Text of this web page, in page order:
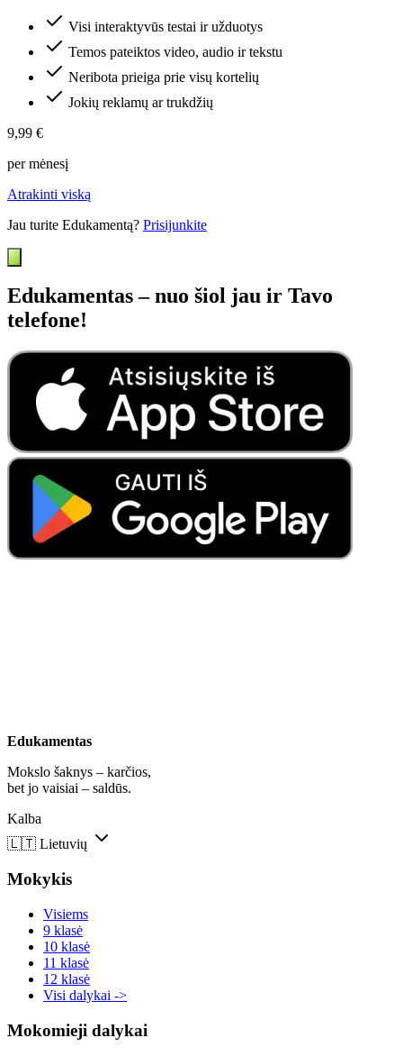
Visi interaktyvūs testai ir užduotys
Temos pateiktos video, audio ir tekstu
Neribota prieiga prie visų kortelių
Jokių reklamų ar trukdžių
9,99 €
per mėnesį
Atrakinti viską
Jau turite Edukamentą? Prisijunkite
Edukamentas – nuo šiol jau ir Tavo
telefone!
Edukamentas
Mokslo šaknys – karčios,
bet jo vaisiai – saldūs.
Kalba
🇱🇹 Lietuvių
Mokykis
Visiems
9 klasė
10 klasė
11 klasė
12 klasė
Visi dalykai ->
Mokomieji dalykai